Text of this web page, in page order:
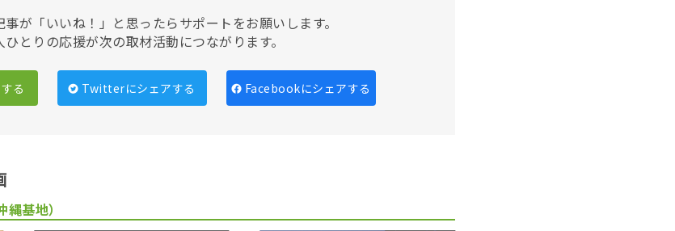
事が「いいね！」と思ったらサポートをお願いします。
ひとりの応援が次の取材活動につながります。
る Twitterにシェアする Facebookにシェアする
基地）